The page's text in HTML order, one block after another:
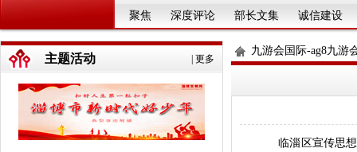
聚焦
深度评论 部长文集 诚信建设
更多
主题活动
九游会国际-ag8九游
临淄区宣传思想